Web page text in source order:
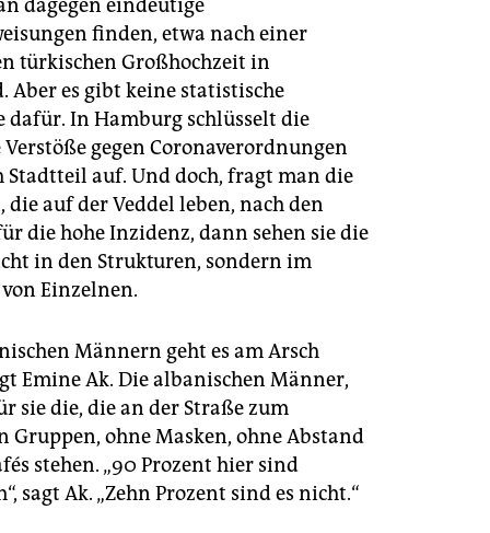
dagegen eindeutige
finden, etwa nach einer
türkischen Großhochzeit in
Aber es gibt keine statistische
dafür. In Hamburg schlüsselt die
gegen Coronaverordnungen
Stadtteil auf. Und doch, fragt man die
die auf der Veddel leben, nach den
die hohe Inzidenz, dann sehen sie die
in den Strukturen, sondern im
Einzelnen.
Männern geht es am Arsch
Emine Ak. Die albanischen Männer,
sie die, die an der Straße zum
Gruppen, ohne Masken, ohne Abstand
stehen. „90 Prozent hier sind
sagt Ak. „Zehn Prozent sind es nicht.“